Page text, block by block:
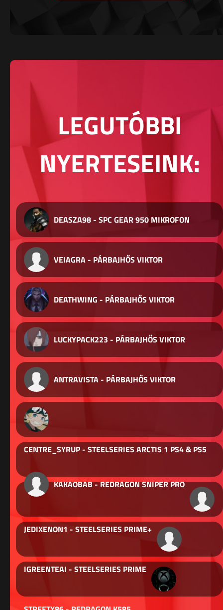
LEGUTÓBBI
NYERTESEINK:
DEASZA98 - SPC GEAR 950 MIKROFON
VEIAGRA - PÁRBAJHŐS VIKTOR
DEATHWING - PÁRBAJHŐS VIKTOR
LUCKYPACK223 - PÁRBAJHŐS VIKTOR
ANTRAVISTA - PÁRBAJHŐS VIKTOR
CENTRE_SYRUP - STEELSERIES ARCTIS 1 PS4 & PS5
KAKAOBAB - REDRAGON SNIPER PRO
JEDIXENON1 - STEELSERIES PRIME+
IGREENTEAI - STEELSERIES PRIME